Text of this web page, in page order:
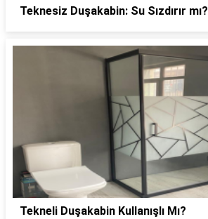
Teknesiz Duşakabin: Su Sızdırır mı?
Tekneli Duşakabin Kullanışlı Mı?